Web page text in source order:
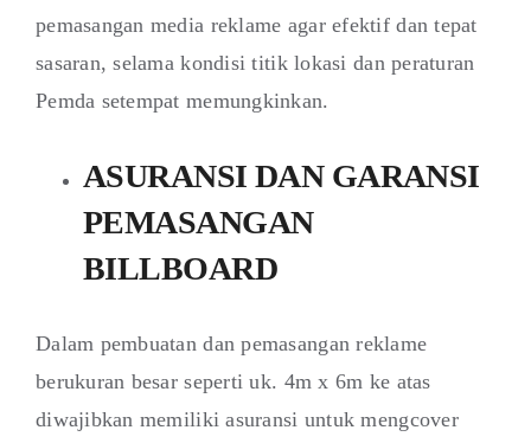
pemasangan media reklame agar efektif dan tepat
sasaran, selama kondisi titik lokasi dan peraturan
Pemda setempat memungkinkan.
ASURANSI DAN GARANSI
PEMASANGAN
BILLBOARD
Dalam pembuatan dan pemasangan reklame
berukuran besar seperti uk. 4m x 6m ke atas
diwajibkan memiliki asuransi untuk mengcover